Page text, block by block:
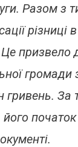
Разом з
різниці
призвело
гривень. За
початок